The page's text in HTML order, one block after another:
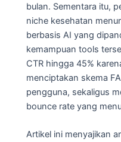
bulan. Sementara itu,
niche kesehatan
berbasis AI yang
kemampuan tools
CTR hingga 45%
menciptakan skema
pengguna, sekaligus
bounce rate yang
Artikel ini menyajikan